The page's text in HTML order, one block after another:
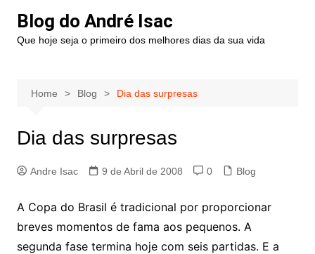
Blog do André Isac
Que hoje seja o primeiro dos melhores dias da sua vida
Home Blog Dia das surpresas
Dia das surpresas
Andre Isac 9 de Abril de 2008 0 Blog
A Copa do Brasil é tradicional por proporcionar
breves momentos de fama aos pequenos. A
segunda fase termina hoje com seis partidas. E a